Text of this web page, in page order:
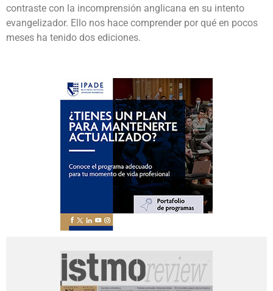
contraste con la incomprensión anglicana en su intento
evangelizador. Ello nos hace comprender por qué en pocos
meses ha tenido dos ediciones.